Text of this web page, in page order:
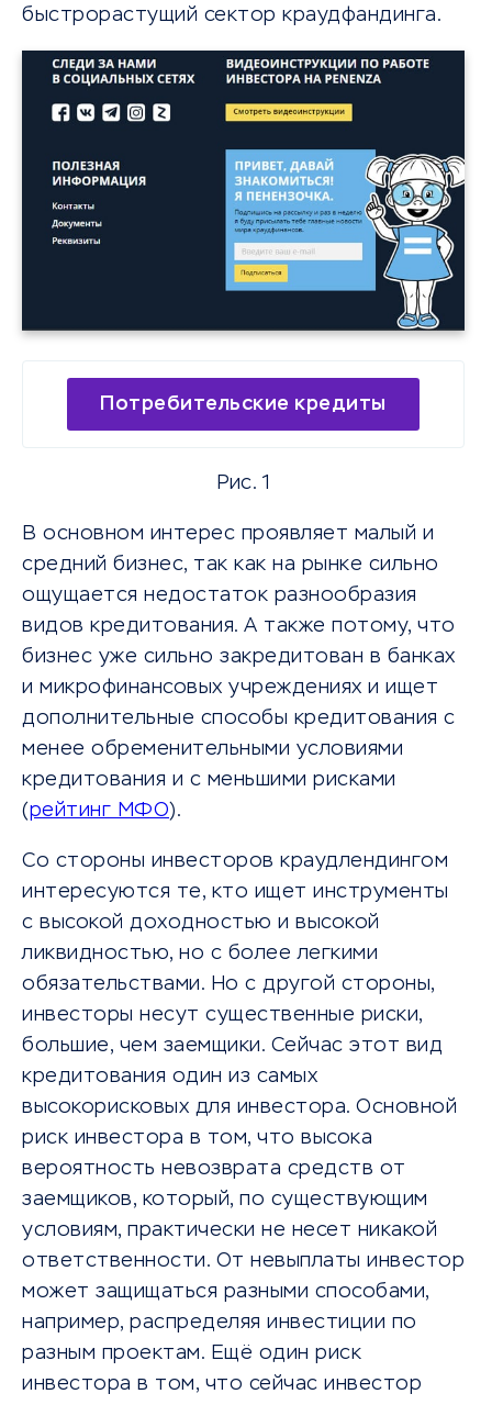
быстрорастущий сектор краудфандинга.
Потребительские кредиты
Рис. 1
В основном интерес проявляет малый и
средний бизнес, так как на рынке сильно
ощущается недостаток разнообразия
видов кредитования. А также потому, что
бизнес уже сильно закредитован в банках
и микрофинансовых учреждениях и ищет
дополнительные способы кредитования с
менее обременительными условиями
кредитования и с меньшими рисками
(рейтинг МФО).
Со стороны инвесторов краудлендингом
интересуются те, кто ищет инструменты
с высокой доходностью и высокой
ликвидностью, но с более легкими
обязательствами. Но с другой стороны,
инвесторы несут существенные риски,
большие, чем заемщики. Сейчас этот вид
кредитования один из самых
высокорисковых для инвестора. Основной
риск инвестора в том, что высока
вероятность невозврата средств от
заемщиков, который, по существующим
условиям, практически не несет никакой
ответственности. От невыплаты инвестор
может защищаться разными способами,
например, распределяя инвестиции по
разным проектам. Ещё один риск
инвестора в том, что сейчас инвестор